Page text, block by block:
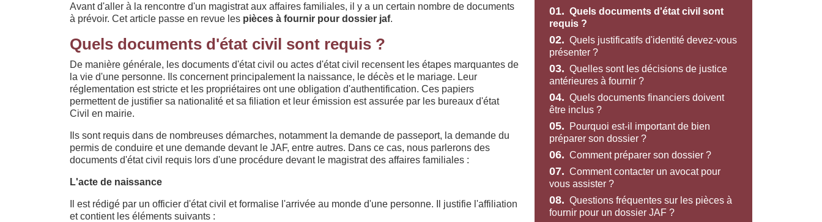
Avant d'aller à la rencontre d'un magistrat aux affaires familiales, il y a un certain nombre de documents
à prévoir. Cet article passe en revue les pièces à fournir pour dossier jaf.
Quels documents d'état civil sont requis ?
De manière générale, les documents d'état civil ou actes d'état civil recensent les étapes marquantes de
la vie d'une personne. Ils concernent principalement la naissance, le décès et le mariage. Leur
réglementation est stricte et les propriétaires ont une obligation d'authentification. Ces papiers
permettent de justifier sa nationalité et sa filiation et leur émission est assurée par les bureaux d'état
Civil en mairie.
Ils sont requis dans de nombreuses démarches, notamment la demande de passeport, la demande du
permis de conduire et une demande devant le JAF, entre autres. Dans ce cas, nous parlerons des
documents d'état civil requis lors d'une procédure devant le magistrat des affaires familiales :
L'acte de naissance
Il est rédigé par un officier d'état civil et formalise l'arrivée au monde d'une personne. Il justifie l'affiliation
et contient les éléments suivants :
01. Quels documents d'état civil sont
requis ?
02. Quels justificatifs d'identité devez-vous
présenter ?
03. Quelles sont les décisions de justice
antérieures à fournir ?
04. Quels documents financiers doivent
être inclus ?
05.
Pourquoi est-il important de bien
préparer son dossier ?
06. Comment préparer son dossier ?
07. Comment contacter un avocat pour
vous assister ?
08. Questions fréquentes sur les pièces à
fournir pour un dossier JAF ?